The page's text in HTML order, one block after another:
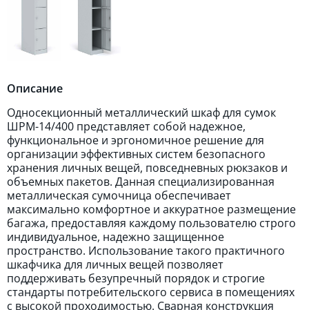
Описание
Односекционный металлический шкаф для сумок
ШРМ-14/400 представляет собой надежное,
функциональное и эргономичное решение для
организации эффективных систем безопасного
хранения личных вещей, повседневных рюкзаков и
объемных пакетов. Данная специализированная
металлическая сумочница обеспечивает
максимально комфортное и аккуратное размещение
багажа, предоставляя каждому пользователю строго
индивидуальное, надежно защищенное
пространство. Использование такого практичного
шкафчика для личных вещей позволяет
поддерживать безупречный порядок и строгие
стандарты потребительского сервиса в помещениях
с высокой проходимостью. Сварная конструкция